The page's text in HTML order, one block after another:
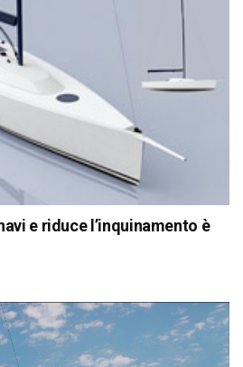
e riduce l’inquinamento è